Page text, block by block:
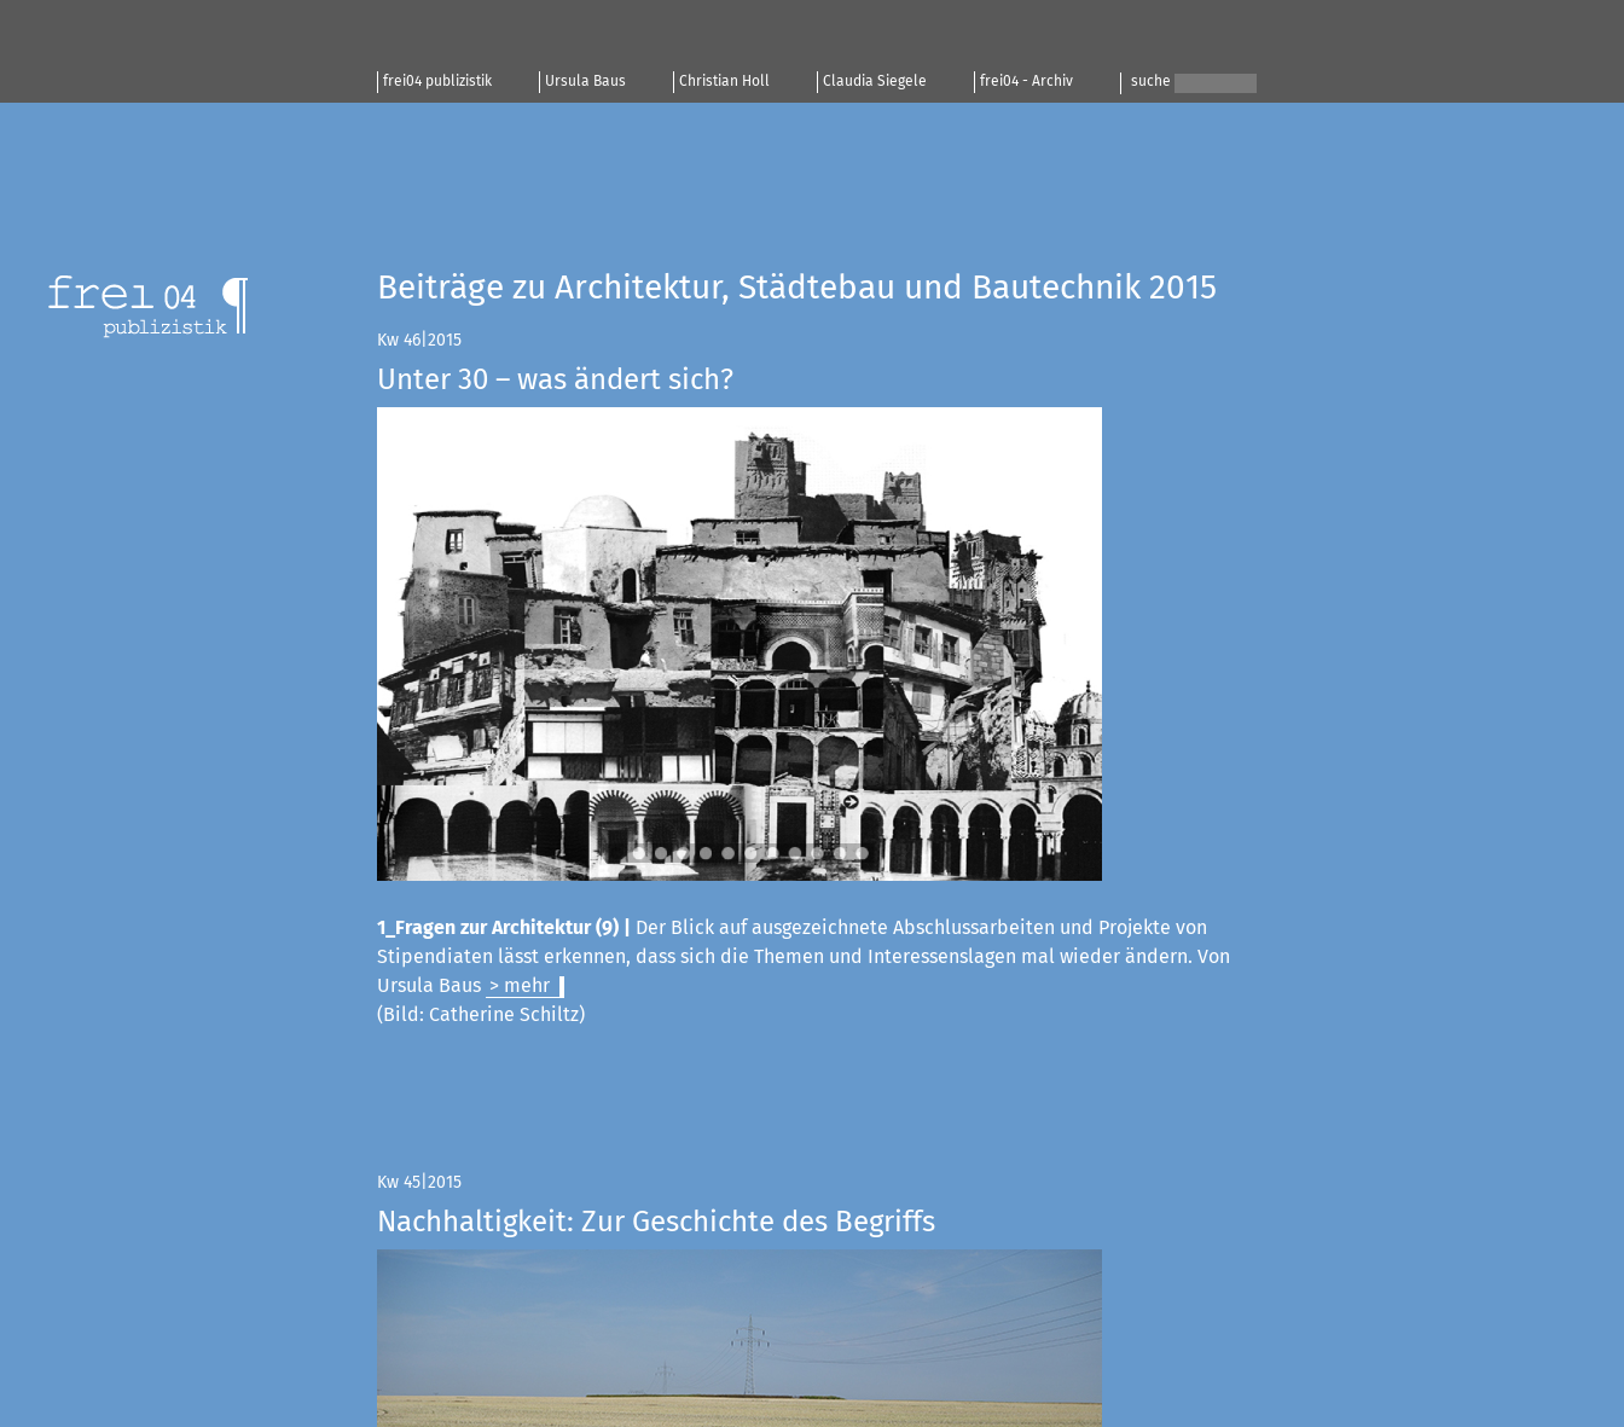
frei04 publizistik Ursula Baus Christian Holl Claudia Siegele frei04 - Archiv suche
Beiträge zu Architektur, Städtebau und Bautechnik 2015
Kw 46|2015
Unter 30 – was ändert sich?
1_Fragen zur Architektur (9) |
Der Blick auf ausgezeichnete Abschlussarbeiten und Projekte von
Stipendiaten lässt erkennen, dass sich die Themen und Interessenslagen mal wieder ändern. Von
Ursula Baus > mehr
(Bild: Catherine Schiltz)
Kw 45|2015
Nachhaltigkeit: Zur Geschichte des Begriffs